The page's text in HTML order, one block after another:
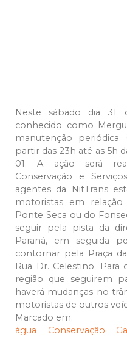
Neste sábado dia 31
conhecido como
manutenção
partir das 23h até as 5h
01. A ação será
Conservação e
agentes da NitTrans
motoristas em
Ponte Seca ou do
seguir pela pista da
Paraná, em seguida
contornar pela Praça
Rua Dr. Celestino.
região que seguirem
haverá mudanças no
motoristas de outros
Marcado em:
água
Conservação